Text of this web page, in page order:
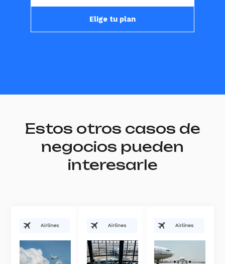
Elige tu plan
Estos otros casos de
negocios pueden
interesarle